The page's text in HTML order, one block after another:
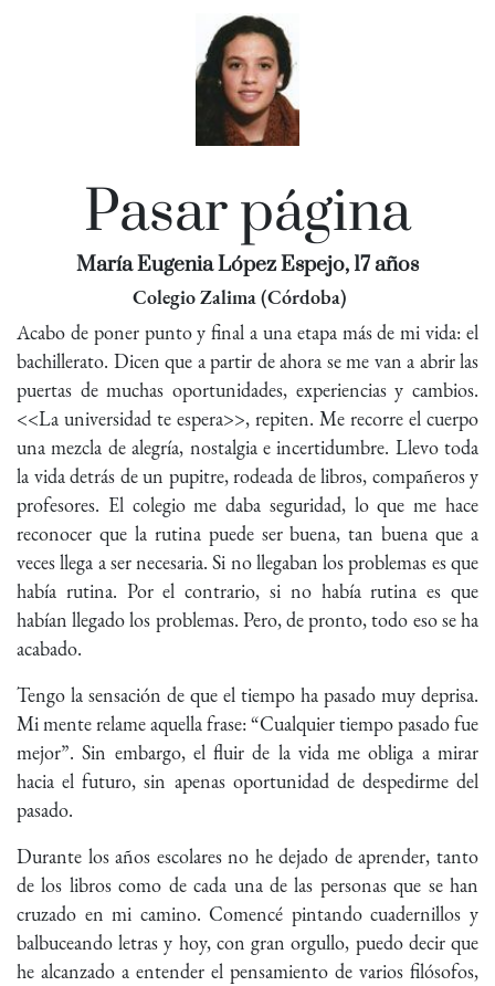
Pasar página
María Eugenia López Espejo, 17 años
Colegio Zalima (Córdoba)
Acabo de poner punto y final a una etapa más de mi vida: el
bachillerato. Dicen que a partir de ahora se me van a abrir las
puertas de muchas oportunidades, experiencias y cambios.
<<La universidad te espera>>, repiten. Me recorre el cuerpo
una mezcla de alegría, nostalgia e incertidumbre. Llevo toda
la vida detrás de un pupitre, rodeada de libros, compañeros y
profesores. El colegio me daba seguridad, lo que me hace
reconocer que la rutina puede ser buena, tan buena que a
veces llega a ser necesaria. Si no llegaban los problemas es que
había rutina. Por el contrario, si no había rutina es que
habían llegado los problemas. Pero, de pronto, todo eso se ha
acabado.
Tengo la sensación de que el tiempo ha pasado muy deprisa.
Mi mente relame aquella frase: “Cualquier tiempo pasado fue
mejor”. Sin embargo, el fluir de la vida me obliga a mirar
hacia el futuro, sin apenas oportunidad de despedirme del
pasado.
Durante los años escolares no he dejado de aprender, tanto
de los libros como de cada una de las personas que se han
cruzado en mi camino. Comencé pintando cuadernillos y
balbuceando letras y hoy, con gran orgullo, puedo decir que
he alcanzado a entender el pensamiento de varios filósofos,